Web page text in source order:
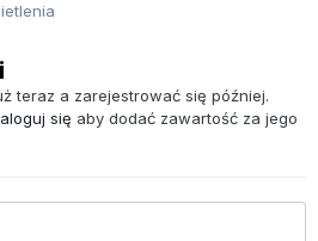
teraz a zarejestrować się później.
się aby dodać zawartość za jego